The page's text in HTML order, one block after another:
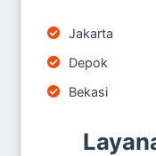
Jakarta
Depok
Bekasi